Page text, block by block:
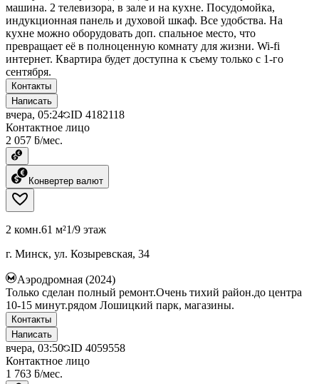
машина. 2 телевизора, в зале и на кухне. Посудомойка,
индукционная панель и духовой шкаф. Все удобства. На
кухне можно оборудовать доп. спальное место, что
превращает её в полноценную комнату для жизни. Wi-fi
интернет. Квартира будет доступна к съему только с 1-го
сентября.
Контакты
Написать
вчера, 05:24 ID 4182118
Контактное лицо
2 057 ƃ/мес.
Конвертер валют
2 комн.61 м²1/9 этаж
г. Минск, ул. Козыревская, 34
Аэродромная (2024)
Только сделан полный ремонт.Очень тихий район.до центра
10-15 минут.рядом Лошицкий парк, магазины.
Контакты
Написать
вчера, 03:50 ID 4059558
Контактное лицо
1 763 ƃ/мес.